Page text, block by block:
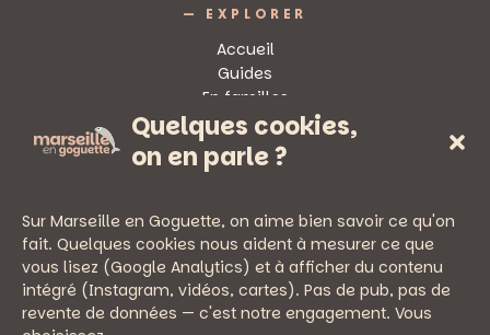
Quelques cookies,
on en parle ?
Sur Marseille en Goguette, on aime bien savoir ce qu'on
fait. Quelques cookies nous aident à mesurer ce que
vous lisez (Google Analytics) et à afficher du contenu
intégré (Instagram, vidéos, cartes). Pas de pub, pas de
revente de données — c'est notre engagement. Vous
— EXPLORER
Accueil
Guides
En familles
Sorties
— PRATIQUE
Newsletter